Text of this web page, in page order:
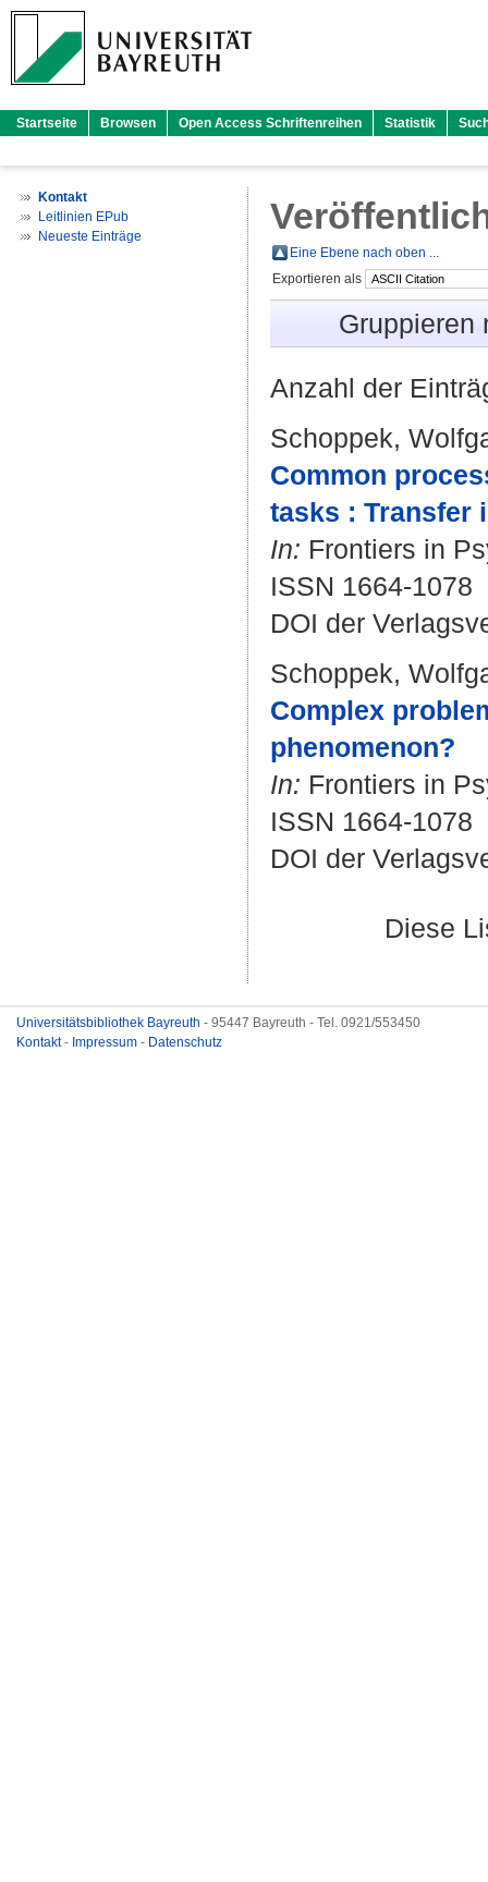
Startseite Browsen Open Access Schriftenreihen Statistik
Kontakt
Leitlinien EPub
Neueste Einträge
Eine Ebene nach oben ...
Exportieren als
Anzahl der
Schoppek,
Common
tasks : Transfer
In: Frontiers in
ISSN 1664-1078
DOI der
Schoppek,
Complex
phenomenon?
In: Frontiers in
ISSN 1664-1078
DOI der
Diese
Universitätsbibliothek Bayreuth - 95447 Bayreuth - Tel. 0921/553450
Kontakt- Impressum - Datenschutz